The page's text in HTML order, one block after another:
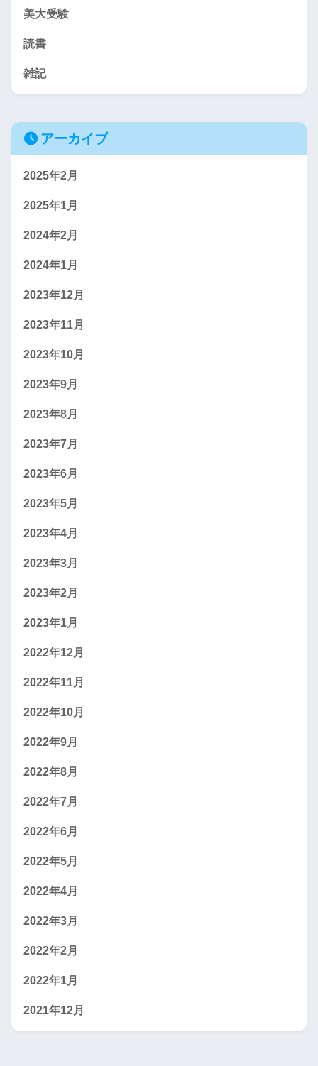
美大受験
読書
雑記
アーカイブ
2025年2月
2025年1月
2024年2月
2024年1月
2023年12月
2023年11月
2023年10月
2023年9月
2023年8月
2023年7月
2023年6月
2023年5月
2023年4月
2023年3月
2023年2月
2023年1月
2022年12月
2022年11月
2022年10月
2022年9月
2022年8月
2022年7月
2022年6月
2022年5月
2022年4月
2022年3月
2022年2月
2022年1月
2021年12月